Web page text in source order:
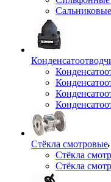
Стёкла смотровые
Стёкла
Стёкла